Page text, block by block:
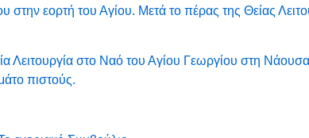
στην εορτή του Αγίου. Μετά το πέρας της Θείας
Λειτουργία στο Ναό του Αγίου Γεωργίου στη
πιστούς.